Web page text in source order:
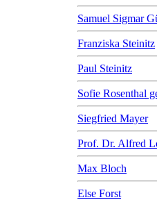
Samuel Sigmar
Franziska Steinitz
Paul Steinitz
Sofie Rosenthal
Siegfried Mayer
Prof. Dr. Alfred
Max Bloch
Else Forst